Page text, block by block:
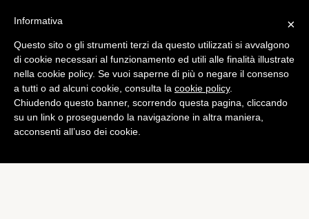
×
Informativa
Questo sito o gli strumenti terzi da questo utilizzati si avvalgono
di cookie necessari al funzionamento ed utili alle finalità illustrate
nella cookie policy. Se vuoi saperne di più o negare il consenso
a tutti o ad alcuni cookie, consulta la cookie policy.
Chiudendo questo banner, scorrendo questa pagina, cliccando
su un link o proseguendo la navigazione in altra maniera,
acconsenti all’uso dei cookie.